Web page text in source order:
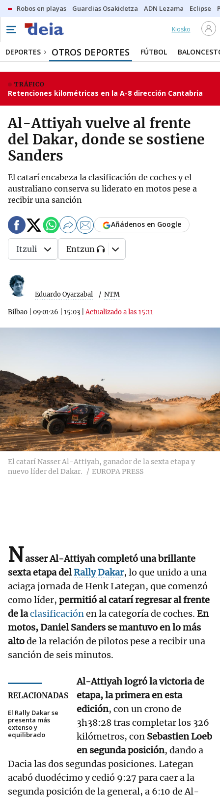
Robos en playas Guardias Osakidetza ADN Lezama Eclipse
Kiosko
DEPORTES OTROS DEPORTES FÚTBOL
TRÁFICO
Retenciones kilométricas en la A-8 dirección Cantabria
Al-Attiyah vuelve al frente
del Dakar, donde se sostiene
Sanders
El catarí encabeza la clasificación de coches y el
australiano conserva su liderato en motos pese a
recibir una sanción
Eduardo Oyarzabal NTM
Bilbao 09·01·26 15:03 |Actualizado a las 15:11
Añádenos en Google
Itzuli Entzun
El catarí Nasser Al-Attiyah, ganador de la sexta etapa y
nuevo líder del Dakar.
EUROPA PRESS
Nasser Al-Attiyah completó una brillante
sexta etapa delRally Dakar, lo que unido a una
aciaga jornada de Henk Lategan, que comenzó
como líder, permitió al catarí regresar al frente
de laclasificaciónen la categoría de coches. En
motos, Daniel Sanders se mantuvo en lo más
altode la relación de pilotos pese a recibir una
sanción de seis minutos.
RELACIONADAS
El Rally Dakar se
presenta más
extenso y
equilibrado
Al-Attiyah logró la victoria de
etapa, la primera en esta
edición, con un crono de
3h38:28 tras completar los 326
kilómetros, con Sebastien Loeb
en segunda posición, dando a
Dacia las dos segundas posiciones. Lategan
acabó duodécimo y cedió 9:27 para caer a la
segunda posición de la general, a 6:10 de Al-